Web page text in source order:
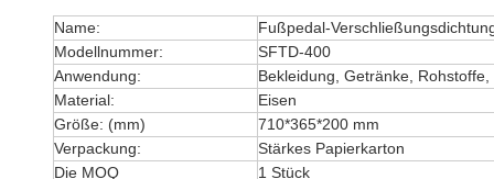
Name:
Fußpedal-
Modellnummer:
SFTD-400
Anwendung:
Bekleidung, Getränke,
Material:
Eisen
Größe: (mm)
710*365*200 mm
Verpackung:
Stärkes Papierkarton
Die MOQ
1 Stück